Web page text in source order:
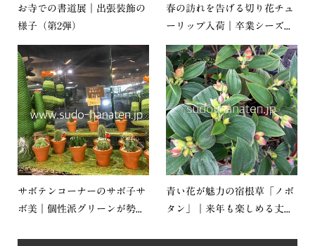
お寺での書道展｜出張装飾の
様子（第2弾）
春の訪れを告げる切り花チュ
ーリップ入荷｜卒業シーズ...
サボテンコーナーのサボ子サ
ボ美｜個性派グリーンが勢...
青い花が魅力の宿根草「ノボ
タン」｜来年も楽しめる丈...